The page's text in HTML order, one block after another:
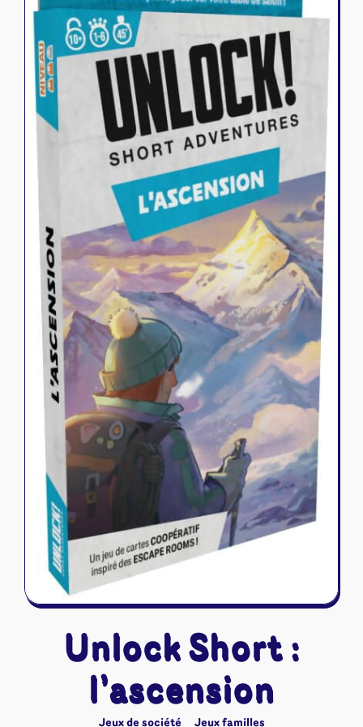
Naruto Mythos
Autres
Tapis de jeu
Unlock Short :
l’ascension
Jeux de société Jeux familles